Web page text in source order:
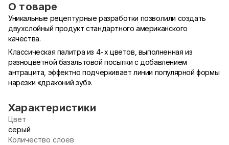
О товаре
Уникальные рецептурные разработки позволили создать
двухслойный продукт стандартного американского
качества.
Классическая палитра из 4-х цветов, выполненная из
разноцветной базальтовой посыпки с добавлением
антрацита, эффектно подчеркивает линии популярной формы
нарезки «драконий зуб».
Характеристики
Цвет
серый
Количество слоев